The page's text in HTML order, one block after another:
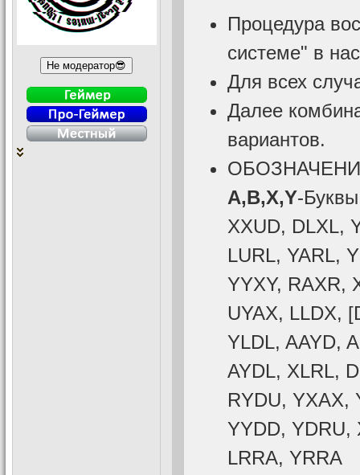
Процедура
системе" в
Для всех
Далее
вариантов.
A,B,X,Y-
XXUD, DLXL,
LURL, YARL,
YYXY, RAXR,
UYAX, LLDX,
YLDL, AAYD,
AYDL, XLRL,
RYDU, YXAX,
YYDD, YDRU,
LRRA, YRRA